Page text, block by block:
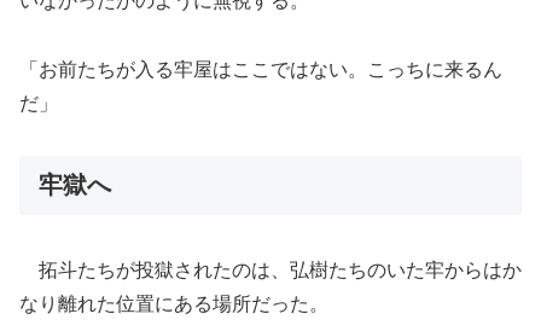
「お前たちが入る牢屋はここではない。こっちに来るん
だ」
牢獄へ
拓斗たちが投獄されたのは、弘樹たちのいた牢からはか
なり離れた位置にある場所だった。